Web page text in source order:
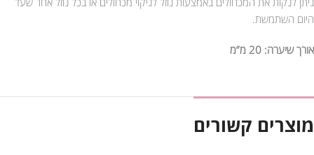
היום השתמשת.
אורך שיערה: 20 מ”מ
מוצרים קשורים